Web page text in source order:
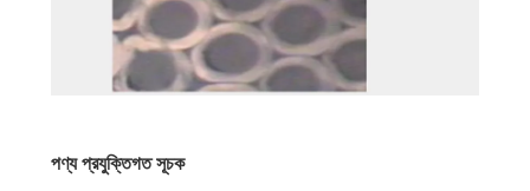
পণ্য প্রযুক্তিগত সূচক